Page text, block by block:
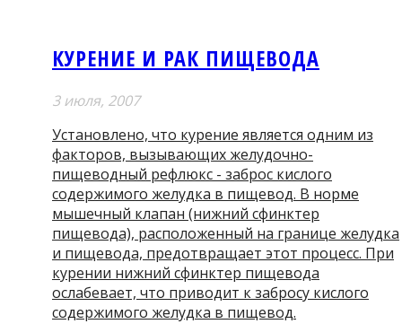
КУРЕНИЕ И РАК ПИЩЕВОДА
3 июля, 2007
Установлено, что курение является одним из
факторов, вызывающих желудочно-
пищеводный рефлюкс - заброс кислого
содержимого желудка в пищевод. В норме
мышечный клапан (нижний сфинктер
пищевода), расположенный на границе желудка
и пищевода, предотвращает этот процесс. При
курении нижний сфинктер пищевода
ослабевает, что приводит к забросу кислого
содержимого желудка в пищевод.